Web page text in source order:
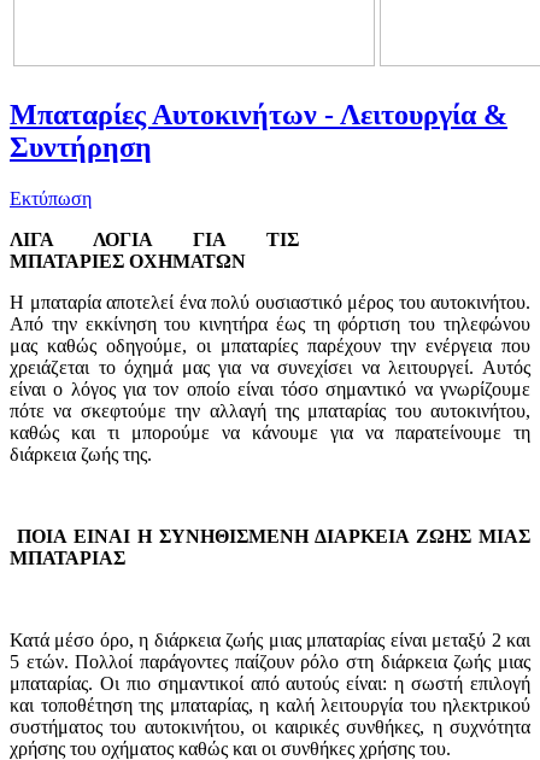
Μπαταρίες Αυτοκινήτων - Λειτουργία &
Συντήρηση
Εκτύπωση
ΛΙΓΑ ΛΟΓΙΑ ΓΙΑ ΤΙΣ
ΜΠΑΤΑΡΙΕΣ ΟΧΗΜΑΤΩΝ
Η μπαταρία αποτελεί ένα πολύ ουσιαστικό μέρος του αυτοκινήτου.
Από την εκκίνηση του κινητήρα έως τη φόρτιση του τηλεφώνου
μας καθώς οδηγούμε, οι μπαταρίες παρέχουν την ενέργεια που
χρειάζεται το όχημά μας για να συνεχίσει να λειτουργεί. Αυτός
είναι ο λόγος για τον οποίο είναι τόσο σημαντικό να γνωρίζουμε
πότε να σκεφτούμε την αλλαγή της μπαταρίας του αυτοκινήτου,
καθώς και τι μπορούμε να κάνουμε για να παρατείνουμε τη
διάρκεια ζωής της.
ΠΟΙΑ ΕΙΝΑΙ Η ΣΥΝΗΘΙΣΜΕΝΗ ΔΙΑΡΚΕΙΑ ΖΩΗΣ ΜΙΑΣ
ΜΠΑΤΑΡΙΑΣ
Κατά μέσο όρο, η διάρκεια ζωής μιας μπαταρίας είναι μεταξύ 2 και
5 ετών. Πολλοί παράγοντες παίζουν ρόλο στη διάρκεια ζωής μιας
μπαταρίας. Οι πιο σημαντικοί από αυτούς είναι: η σωστή επιλογή
και τοποθέτηση της μπαταρίας, η καλή λειτουργία του ηλεκτρικού
συστήματος του αυτοκινήτου, οι καιρικές συνθήκες, η συχνότητα
χρήσης του οχήματος καθώς και οι συνθήκες χρήσης του.